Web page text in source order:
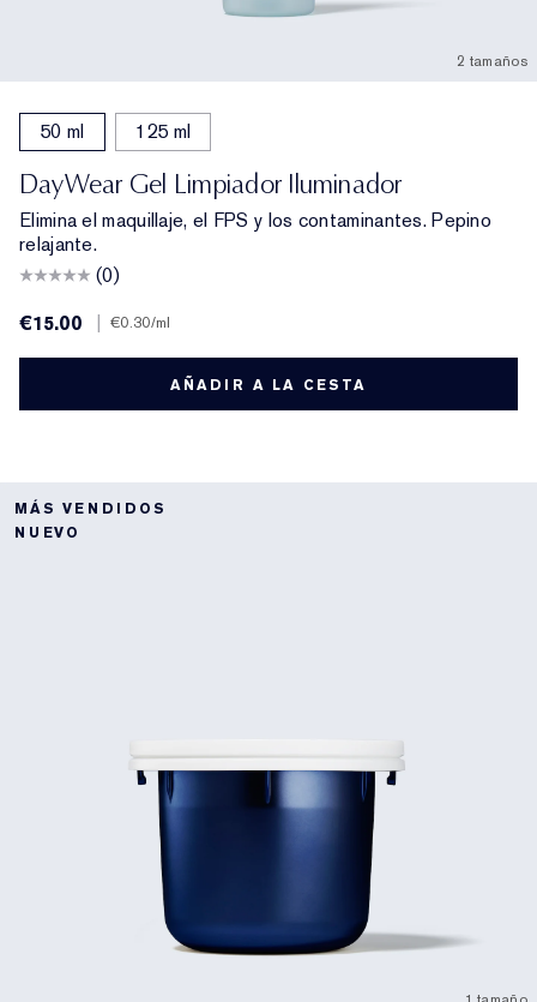
2 tamaños
50 ml 125 ml
DayWear Gel Limpiador Iluminador
Elimina el maquillaje, el FPS y los contaminantes. Pepino
relajante.
(0)
€15.00
€0.30/ml
AÑADIR A LA CESTA
MÁS VENDIDOS
NUEVO